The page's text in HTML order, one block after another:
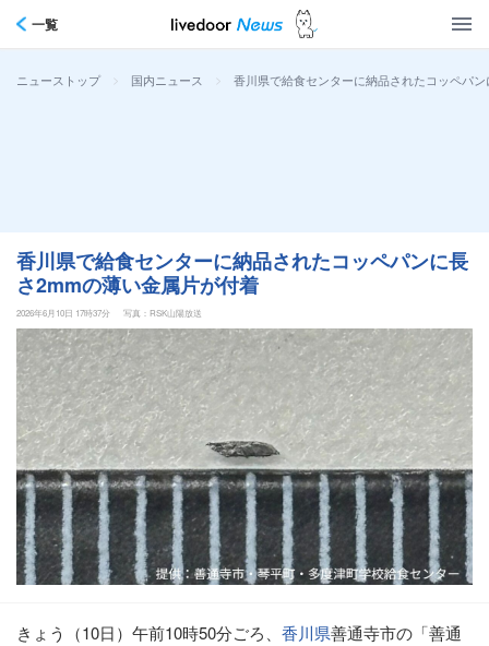
一覧
ニューストップ > 国内ニュース > 香川県で給食センターに納品されたコッペパ
香川県で給食センターに納品されたコッペパンに長
さ2mmの薄い金属片が付着
2026年6月10日 17時37分 写真：RSK山陽放送
きょう（10日）午前10時50分ごろ、 香川県善通寺市の「善通